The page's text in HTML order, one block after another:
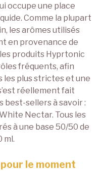
occupe une place
Comme la plupart
les arômes utilisés
en provenance de
les produits Hyprtonic
fréquents, afin
les plus strictes et une
réellement fait
best-sellers à savoir :
Nectar. Tous les
à une base 50/50 de
ml.
le moment